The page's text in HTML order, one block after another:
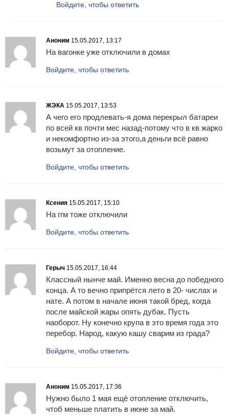
Войдите, чтобы ответить
Аноним 15.05.2017, 13:17
На вагонке уже отключили в домах
Войдите, чтобы ответить
ЖЭКА 15.05.2017, 13:53
А чего его продлевать-я дома перекрыл батареи
по всей кв почти мес назад-потому что в кв жарко
и некомфортно из-за этого,а деньги всё равно
возьмут за отопление.
Войдите, чтобы ответить
Ксения 15.05.2017, 15:10
На ггм тоже отключили
Войдите, чтобы ответить
Герыч 15.05.2017, 16:44
Классный нынче май. Именно весна до победного
конца. А то вечно припрётся лето в 20- числах и
нате. А потом в начале июня такой бред, когда
после майской жары опять дубак. Пусть
наоборот. Ну конечно крупа в это время года это
перебор. Народ, какую кашу сварим из града?
Войдите, чтобы ответить
Аноним 15.05.2017, 17:36
Нужно было 1 мая ещё отопление отключить,
чтоб меньше платить в июне за май.